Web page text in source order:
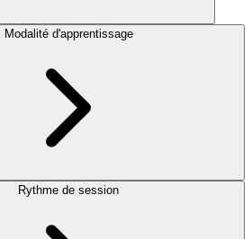
Modalité d'apprentissage
Rythme de session